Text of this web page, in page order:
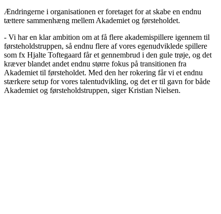
Ændringerne i organisationen er foretaget for at skabe en endnu
tættere sammenhæng mellem Akademiet og førsteholdet.
- Vi har en klar ambition om at få flere akademispillere igennem til
førsteholdstruppen, så endnu flere af vores egenudviklede spillere
som fx Hjalte Toftegaard får et gennembrud i den gule trøje, og det
kræver blandet andet endnu større fokus på transitionen fra
Akademiet til førsteholdet. Med den her rokering får vi et endnu
stærkere setup for vores talentudvikling, og det er til gavn for både
Akademiet og førsteholdstruppen, siger Kristian Nielsen.